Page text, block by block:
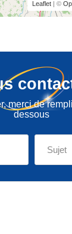
Leaflet | ©
merci de
dessous